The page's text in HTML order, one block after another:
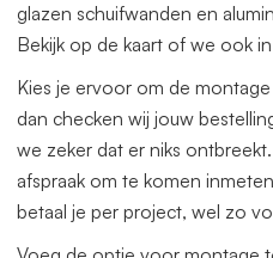
glazen schuifwanden en
Bekijk op de kaart of we ook
Kies je ervoor om de
dan checken wij jouw
we zeker dat er niks
afspraak om te komen
betaal je per project, wel zo